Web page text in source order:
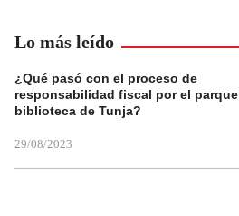
Lo más leído
¿Qué pasó con el proceso de
responsabilidad fiscal por el parque
biblioteca de Tunja?
29/08/2023